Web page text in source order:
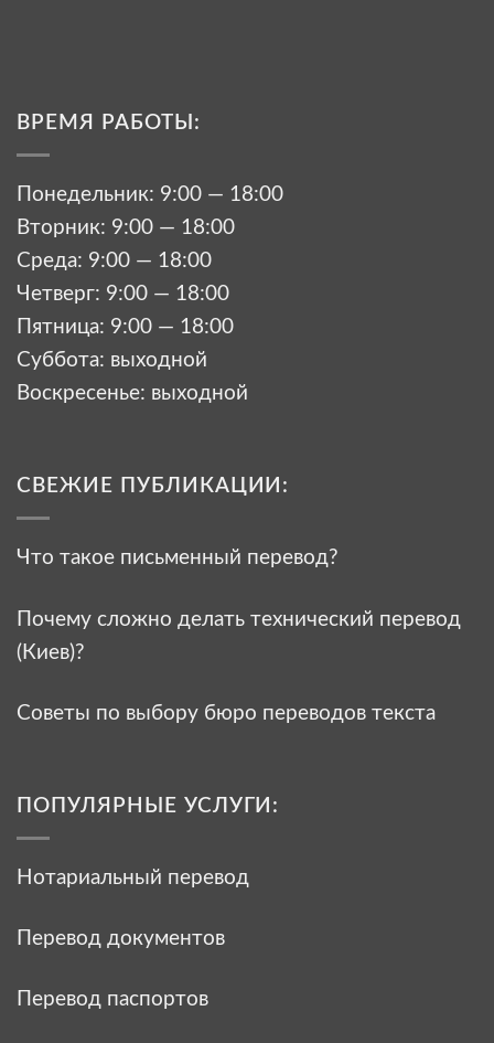
ВРЕМЯ РАБОТЫ:
Понедельник: 9:00 — 18:00
Вторник: 9:00 — 18:00
Среда: 9:00 — 18:00
Четверг: 9:00 — 18:00
Пятница: 9:00 — 18:00
Суббота: выходной
Воскресенье: выходной
СВЕЖИЕ ПУБЛИКАЦИИ:
Что такое письменный перевод?
Почему сложно делать технический перевод
(Киев)?
Советы по выбору бюро переводов текста
ПОПУЛЯРНЫЕ УСЛУГИ:
Нотариальный перевод
Перевод документов
Перевод паспортов